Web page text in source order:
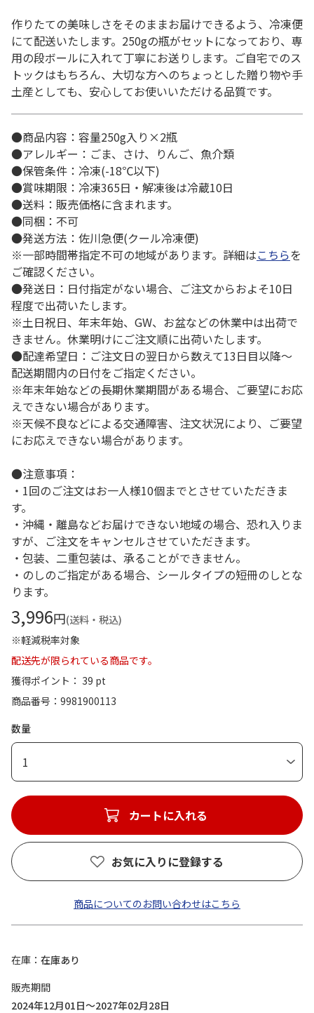
作りたての美味しさをそのままお届けできるよう、冷凍便
にて配送いたします。250gの瓶がセットになっており、専
用の段ボールに入れて丁寧にお送りします。ご自宅でのス
トックはもちろん、大切な方へのちょっとした贈り物や手
土産としても、安心してお使いいただける品質です。
●商品内容：容量250g入り×2瓶
●アレルギー：ごま、さけ、りんご、魚介類
●保管条件：冷凍(-18℃以下)
●賞味期限：冷凍365日・解凍後は冷蔵10日
●送料：販売価格に含まれます。
●同梱：不可
●発送方法：佐川急便(クール冷凍便)
※一部時間帯指定不可の地域があります。詳細はこちらを
ご確認ください。
●発送日：日付指定がない場合、ご注文からおよそ10日
程度で出荷いたします。
※土日祝日、年末年始、GW、お盆などの休業中は出荷で
きません。休業明けにご注文順に出荷いたします。
●配達希望日：ご注文日の翌日から数えて13日目以降～
配送期間内の日付をご指定ください。
※年末年始などの長期休業期間がある場合、ご要望にお応
えできない場合があります。
※天候不良などによる交通障害、注文状況により、ご要望
にお応えできない場合があります。
●注意事項：
・1回のご注文はお一人様10個までとさせていただきま
す。
・沖縄・離島などお届けできない地域の場合、恐れ入りま
すが、ご注文をキャンセルさせていただきます。
・包装、二重包装は、承ることができません。
・のしのご指定がある場合、シールタイプの短冊のしとな
ります。
3,996円(送料・税込)
※軽減税率対象
配送先が限られている商品です。
獲得ポイント： 39 pt
商品番号
9981900113
数量
1
カートに入れる
お気に入りに登録する
商品についてのお問い合わせはこちら
在庫
在庫あり
販売期間
2024年12月01日～2027年02月28日